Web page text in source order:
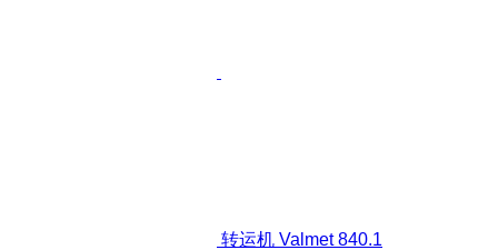
转运机 Valmet 840.1